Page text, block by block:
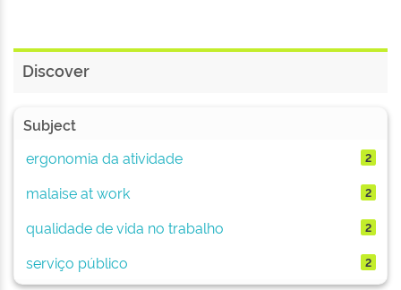
Discover
Subject
ergonomia da atividade
2
malaise at work 2
qualidade de vida no trabalho 2
serviço público 2